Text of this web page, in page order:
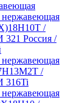
нержавеющая
/
Россия /
нержавеющая
/
нержавеющая